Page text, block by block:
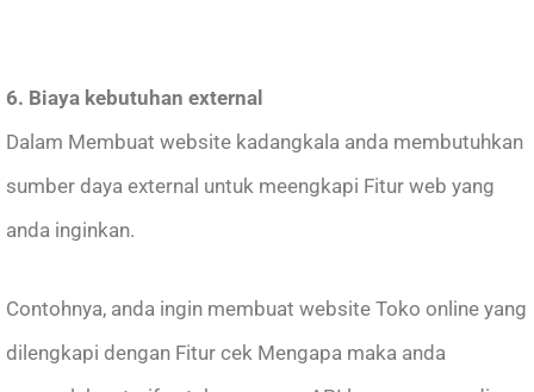
6. Biaya kebutuhan external
Dalam Membuat website kadangkala anda membutuhkan
sumber daya external untuk meengkapi Fitur web yang
anda inginkan.
Contohnya, anda ingin membuat website Toko online yang
dilengkapi dengan Fitur cek Mengapa maka anda